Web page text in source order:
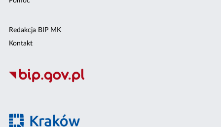
Redakcja BIP MK
Kontakt